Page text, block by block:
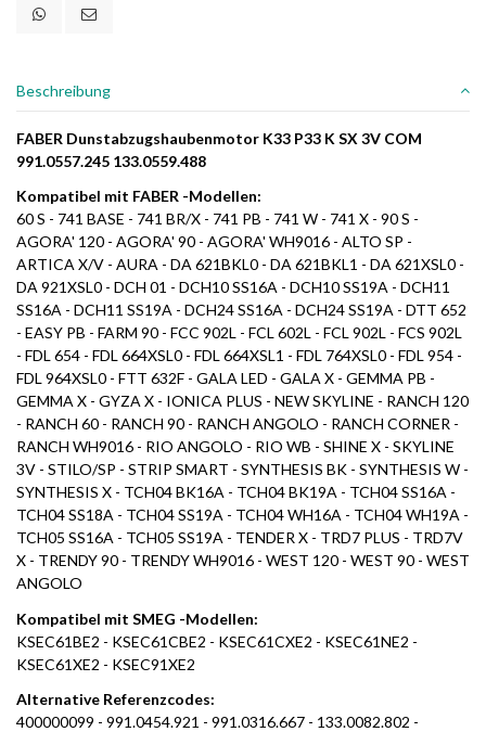
Beschreibung
FABER Dunstabzugshaubenmotor K33 P33 K SX 3V COM
991.0557.245 133.0559.488
Kompatibel mit FABER -Modellen:
60 S - 741 BASE - 741 BR/X - 741 PB - 741 W - 741 X - 90 S -
AGORA' 120 - AGORA' 90 - AGORA' WH9016 - ALTO SP -
ARTICA X/V - AURA - DA 621BKL0 - DA 621BKL1 - DA 621XSL0 -
DA 921XSL0 - DCH 01 - DCH10 SS16A - DCH10 SS19A - DCH11
SS16A - DCH11 SS19A - DCH24 SS16A - DCH24 SS19A - DTT 652
- EASY PB - FARM 90 - FCC 902L - FCL 602L - FCL 902L - FCS 902L
- FDL 654 - FDL 664XSL0 - FDL 664XSL1 - FDL 764XSL0 - FDL 954 -
FDL 964XSL0 - FTT 632F - GALA LED - GALA X - GEMMA PB -
GEMMA X - GYZA X - IONICA PLUS - NEW SKYLINE - RANCH 120
- RANCH 60 - RANCH 90 - RANCH ANGOLO - RANCH CORNER -
RANCH WH9016 - RIO ANGOLO - RIO WB - SHINE X - SKYLINE
3V - STILO/SP - STRIP SMART - SYNTHESIS BK - SYNTHESIS W -
SYNTHESIS X - TCH04 BK16A - TCH04 BK19A - TCH04 SS16A -
TCH04 SS18A - TCH04 SS19A - TCH04 WH16A - TCH04 WH19A -
TCH05 SS16A - TCH05 SS19A - TENDER X - TRD7 PLUS - TRD7V
X - TRENDY 90 - TRENDY WH9016 - WEST 120 - WEST 90 - WEST
ANGOLO
Kompatibel mit SMEG -Modellen:
KSEC61BE2 - KSEC61CBE2 - KSEC61CXE2 - KSEC61NE2 -
KSEC61XE2 - KSEC91XE2
Alternative Referenzcodes:
400000099 - 991.0454.921 - 991.0316.667 - 133.0082.802 -